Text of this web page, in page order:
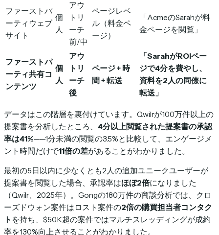
ファーストパ
ーティウェブ
サイト
個
人
アウ
トリ
ーチ
前/中
ページレベ
ル（料金ペ
ージ）
「AcmeのSarahが料
金ページを閲覧」
ファーストパ
ーティ共有コ
ンテンツ
個
人
アウ
トリ
ーチ
後
ページ + 時
間 + 転送
「SarahがROIペー
ジで4分を費やし、
資料を2人の同僚に
転送」
データはこの階層を裏付けています。Qwilrが100万件以上の
提案書を分析したところ、 4分以上閲覧された提案書の承認
率は41%——1分未満の閲覧の3.5%と比較して、エンゲージメ
ント時間だけで11倍の差があることがわかりました。
最初の5日以内に少なくとも2人の追加ユニークユーザーが
提案書を閲覧した場合、承認率はほぼ2倍になりました
（Qwilr、2025年）。Gongの180万件の商談分析では、クロ
ーズドウォン案件はロスト案件の2倍の購買担当者コンタク
ト を持ち、$50K超の案件ではマルチスレッディングが成約
率を130%向上させることがわかりました。